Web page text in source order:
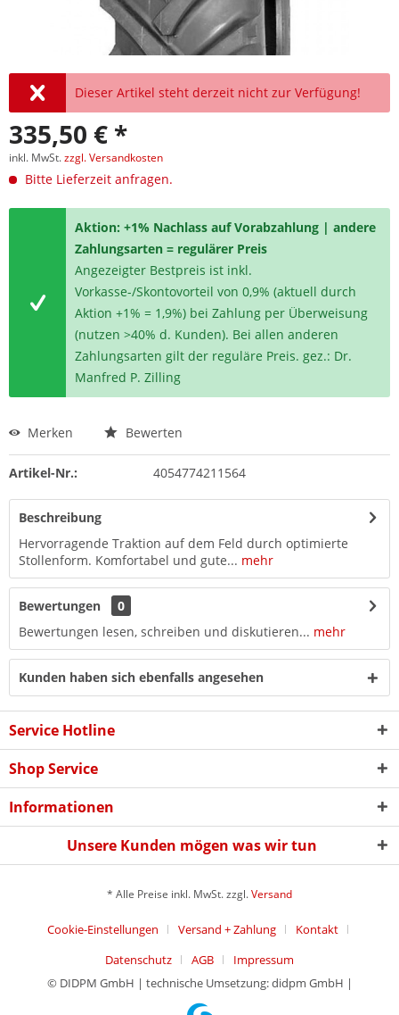
Dieser Artikel steht derzeit nicht zur Verfügung!
335,50 € *
inkl. MwSt.zzgl. Versandkosten
Bitte Lieferzeit anfragen.
Aktion: +1% Nachlass auf Vorabzahlung | andere
Zahlungsarten = regulärer Preis
Angezeigter Bestpreis ist inkl.
Vorkasse-/Skontovorteil von 0,9% (aktuell durch
Aktion +1% = 1,9%) bei Zahlung per Überweisung
(nutzen >40% d. Kunden). Bei allen anderen
Zahlungsarten gilt der reguläre Preis. gez.: Dr.
Manfred P. Zilling
Merken Bewerten
Artikel-Nr.: 4054774211564
Beschreibung
Hervorragende Traktion auf dem Feld durch optimierte
Stollenform. Komfortabel und gute... mehr
Bewertungen
0
Bewertungen lesen, schreiben und diskutieren... mehr
Kunden haben sich ebenfalls angesehen
Service Hotline
Shop Service
Informationen
Unsere Kunden mögen was wir tun
* Alle Preise inkl. MwSt. zzgl.Versand
Cookie-Einstellungen Versand + Zahlung
Kontakt
Datenschutz
AGB
Impressum
© DIDPM GmbH | technische Umsetzung: didpm GmbH |